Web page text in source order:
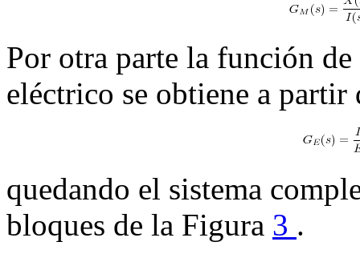
Por otra parte la función
eléctrico se obtiene a
quedando el sistema
bloques de la Figura 3 .